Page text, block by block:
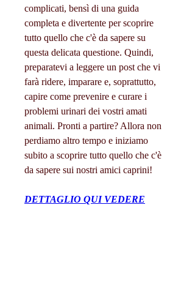
complicati, bensì di una guida
completa e divertente per scoprire
tutto quello che c'è da sapere su
questa delicata questione. Quindi,
preparatevi a leggere un post che vi
farà ridere, imparare e, soprattutto,
capire come prevenire e curare i
problemi urinari dei vostri amati
animali. Pronti a partire? Allora non
perdiamo altro tempo e iniziamo
subito a scoprire tutto quello che c'è
da sapere sui nostri amici caprini!
DETTAGLIO QUI VEDERE